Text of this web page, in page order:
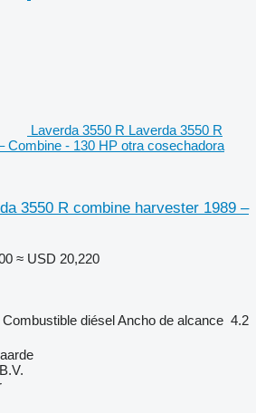
Laverda 3550 R Laverda 3550 R
Combine - 130 HP otra cosechadora
3550 R combine harvester 1989 –
≈ USD 20,220
Combustible diéselAncho de alcance 4.2